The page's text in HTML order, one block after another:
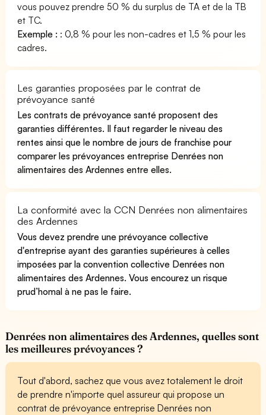
vous pouvez prendre 50 % du surplus de TA et de la TB
et TC.
Exemple : : 0,8 % pour les non-cadres et 1,5 % pour les
cadres.
Les garanties proposées par le contrat de
prévoyance santé
Les contrats de prévoyance santé proposent des
garanties différentes. Il faut regarder le niveau des
rentes ainsi que le nombre de jours de franchise pour
comparer les prévoyances entreprise Denrées non
alimentaires des Ardennes entre elles.
La conformité avec la CCN Denrées non alimentaires
des Ardennes
Vous devez prendre une prévoyance collective
d'entreprise ayant des garanties supérieures à celles
imposées par la convention collective Denrées non
alimentaires des Ardennes. Vous encourez un risque
prud’homal à ne pas le faire.
Denrées non alimentaires des Ardennes, quelles sont
les meilleures prévoyances ?
Tout d'abord, sachez que vous avez totalement le droit
de prendre n'importe quel assureur qui propose un
contrat de prévoyance entreprise Denrées non